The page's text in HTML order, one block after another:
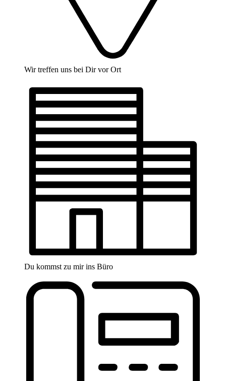
Wir treffen uns bei Dir vor Ort
Du kommst zu mir ins Büro